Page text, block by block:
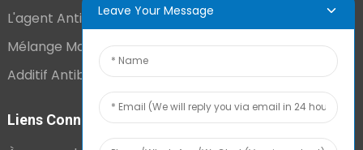
L'agent Antistatique Longue Durée
Mélange Maître VCI
Additif Antibuée Ajouté En Interne
Liens Connexes
Leave Your Message